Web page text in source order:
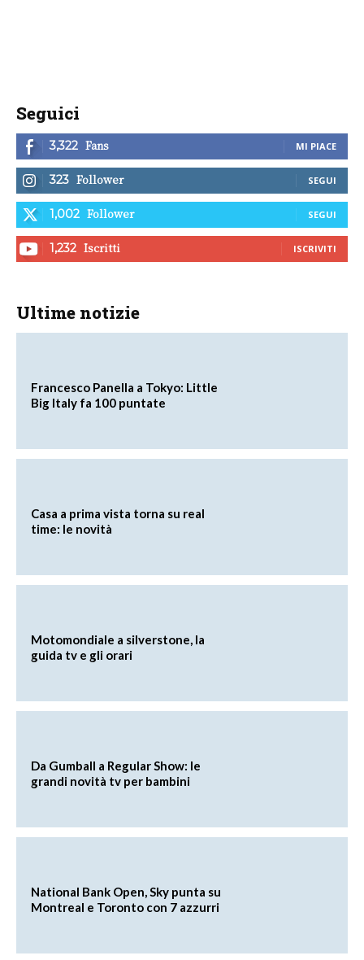
Seguici
3,322 Fans MI PIACE
323 Follower SEGUI
1,002 Follower SEGUI
1,232 Iscritti ISCRIVITI
Ultime notizie
Francesco Panella a Tokyo: Little
Big Italy fa 100 puntate
Casa a prima vista torna su real
time: le novità
Motomondiale a silverstone, la
guida tv e gli orari
Da Gumball a Regular Show: le
grandi novità tv per bambini
National Bank Open, Sky punta su
Montreal e Toronto con 7 azzurri